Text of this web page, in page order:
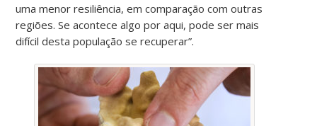
uma menor resiliência, em comparação com outras
regiões. Se acontece algo por aqui, pode ser mais
difícil desta população se recuperar”.